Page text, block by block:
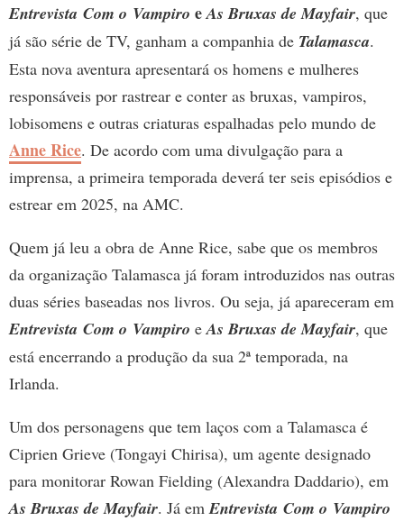
Entrevista Com o Vampiro eAs Bruxas de Mayfair, que
já são série de TV, ganham a companhia de Talamasca.
Esta nova aventura apresentará os homens e mulheres
responsáveis ​​por rastrear e conter as bruxas, vampiros,
lobisomens e outras criaturas espalhadas pelo mundo de
Anne Rice. De acordo com uma divulgação para a
imprensa, a primeira temporada deverá ter seis episódios e
estrear em 2025, na AMC.
Quem já leu a obra de Anne Rice, sabe que os membros
da organização Talamasca já foram introduzidos nas outras
duas séries baseadas nos livros. Ou seja, já apareceram em
Entrevista Com o Vampiro eAs Bruxas de Mayfair, que
está encerrando a produção da sua 2ª temporada, na
Irlanda.
Um dos personagens que tem laços com a Talamasca é
Ciprien Grieve (Tongayi Chirisa), um agente designado
para monitorar Rowan Fielding (Alexandra Daddario), em
As Bruxas de Mayfair. Já emEntrevista Com o Vampiro